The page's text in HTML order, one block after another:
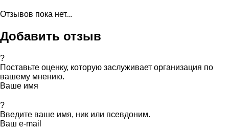
Отзывов пока нет...
Добавить отзыв
?
Поставьте оценку, которую заслуживает организация по
вашему мнению.
Ваше имя
?
Введите ваше имя, ник или псевдоним.
Ваш e-mail